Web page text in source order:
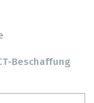
Beschaffung